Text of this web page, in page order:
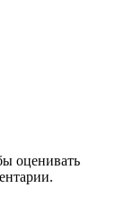
оценивать